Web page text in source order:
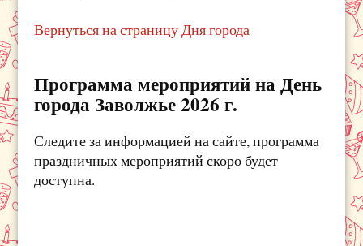
Вернуться на страницу Дня города
Программа мероприятий на День
города Заволжье 2026 г.
Следите за информацией на сайте, программа
праздничных мероприятий скоро будет
доступна.